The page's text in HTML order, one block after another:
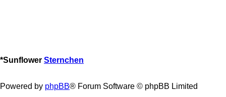
*Sunflower Sternchen
Powered by phpBB® Forum Software © phpBB Limited